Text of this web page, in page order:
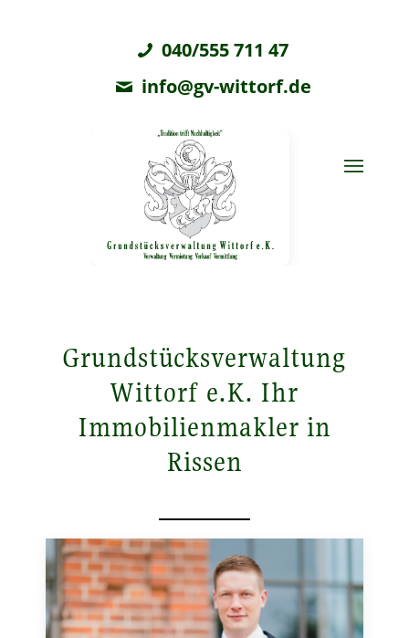
040/555 711 47
info@gv-wittorf.de
Grundstücksverwaltung
Wittorf e.K. Ihr
Immobilienmakler in
Rissen